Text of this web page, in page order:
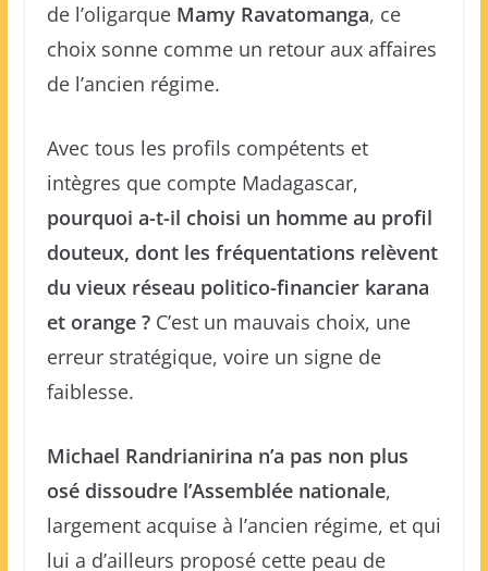
de l’oligarque Mamy Ravatomanga, ce
choix sonne comme un retour aux affaires
de l’ancien régime.
Avec tous les profils compétents et
intègres que compte Madagascar,
pourquoi a-t-il choisi un homme au profil
douteux, dont les fréquentations relèvent
du vieux réseau politico-financier karana
et orange ?C’est un mauvais choix, une
erreur stratégique, voire un signe de
faiblesse.
Michael Randrianirina n’a pas non plus
osé dissoudre l’Assemblée nationale,
largement acquise à l’ancien régime, et qui
lui a d’ailleurs proposé cette peau de